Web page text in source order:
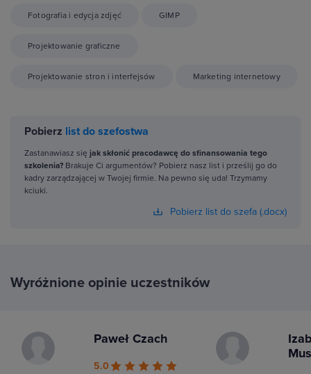
Fotografia i edycja zdjęć GIMP
Projektowanie graficzne
Projektowanie stron i interfejsów Marketing internetowy
Pobierz list do szefostwa
Zastanawiasz się jak skłonić pracodawcę do sfinansowania tego
szkolenia? Brakuje Ci argumentów? Pobierz nasz list i prześlij go do
kadry zarządzającej w Twojej firmie. Na pewno się uda! Trzymamy
kciuki.
Pobierz list do szefa (.docx)
Wyróżnione opinie uczestników
Paweł Czach
5.0